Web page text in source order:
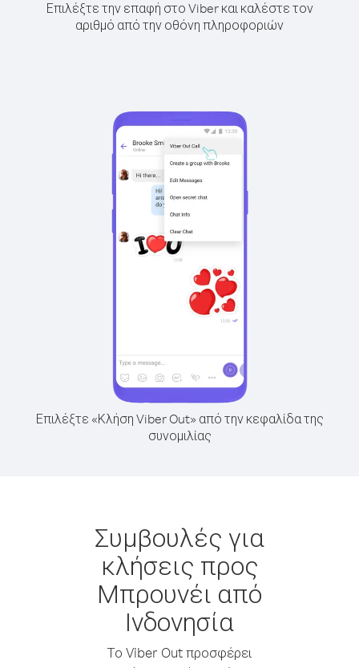
Επιλέξτε την επαφή στο Viber και καλέστε τον
αριθμό από την οθόνη πληροφοριών
Επιλέξτε «Κλήση Viber Out» από την κεφαλίδα της
συνομιλίας
Συμβουλές για
κλήσεις προς
Μπρουνέι από
Ινδονησία
Το Viber Out προσφέρει